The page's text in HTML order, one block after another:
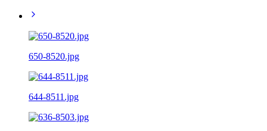
650-8520.jpg
644-8511.jpg